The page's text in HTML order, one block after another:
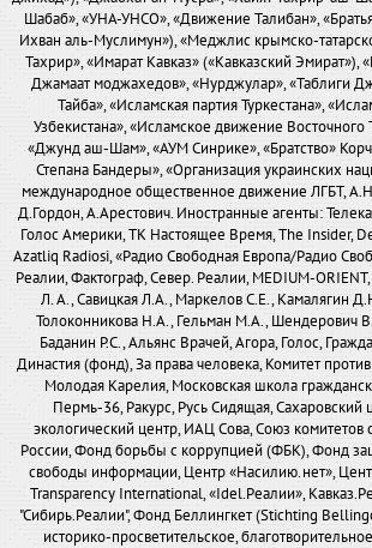
Шабаб», «УНА-УНСО», «Движение Талибан»,
Ихван аль-Муслимун»), «Меджлис крымско-
Тахрир», «Имарат Кавказ» («Кавказский Эмират»),
Джамаат моджахедов», «Нурджулар», «Таблиги
Тайба», «Исламская партия Туркестана»,
Узбекистана», «Исламское движение Восточного
«Джунд аш-Шам», «АУМ Синрике», «Братство»
Степана Бандеры», «Организация украинских
международное общественное движение ЛГБТ,
Д.Гордон, А.Арестович. Иностранные агенты:
Голос Америки, ТК Настоящее Время, The Insider,
Azatliq Radiosi, «Радио Свободная Европа/Радио
Реалии, Фактограф, Север. Реалии, MEDIUM-
Л. А., Савицкая Л.А., Маркелов С.Е., Камалягин
Толоконникова Н.А., Гельман М.А., Шендерович
Баданин Р.С., Альянс Врачей, Агора, Голос,
Династия (фонд), За права человека, Комитет
Молодая Карелия, Московская школа
Пермь-36, Ракурс, Русь Сидящая, Сахаровский
экологический центр, ИАЦ Сова, Союз комитетов
России, Фонд борьбы с коррупцией (ФБК), Фонд
свободы информации, Центр «Насилию.нет»,
Transparency International, «Idel.Реалии»,
"Сибирь.Реалии", Фонд Беллингкет (Stichting
историко-просветительское,